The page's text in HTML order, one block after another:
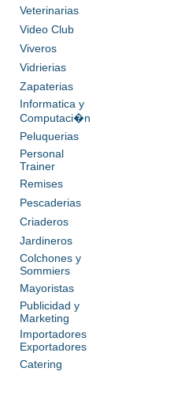
Veterinarias
Video Club
Viveros
Vidrierias
Zapaterias
Informatica y
Computaci�n
Peluquerias
Personal
Trainer
Remises
Pescaderias
Criaderos
Jardineros
Colchones y
Sommiers
Mayoristas
Publicidad y
Marketing
Importadores
Exportadores
Catering